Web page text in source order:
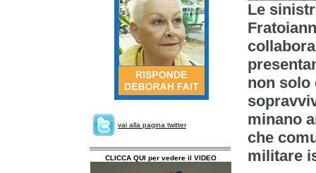
vai alla pagina twitter
CLICCA QUI per vedere il VIDEO
Le
non solo
minano
che
militare